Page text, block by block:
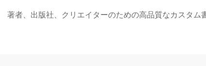
著者、出版社、クリエイターのための高品質なカスタム